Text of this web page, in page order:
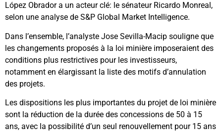
López Obrador a un acteur clé: le sénateur Ricardo Monreal,
selon une analyse de S&P Global Market Intelligence.
Dans l’ensemble, l’analyste Jose Sevilla-Macip souligne que
les changements proposés à la loi minière imposeraient des
conditions plus restrictives pour les investisseurs,
notamment en élargissant la liste des motifs d’annulation
des projets.
Les dispositions les plus importantes du projet de loi minière
sont la réduction de la durée des concessions de 50 à 15
ans, avec la possibilité d’un seul renouvellement pour 15 ans